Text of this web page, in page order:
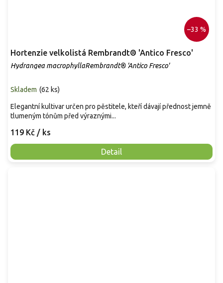
–33 %
Hortenzie velkolistá Rembrandt® 'Antico Fresco'
Hydrangea macrophyllaRembrandt® 'Antico Fresco'
Skladem (62 ks)
119 Kč / ks
Detail
Elegantní kultivar určen pro pěstitele, kteří dávají přednost jemně
tlumeným tónům před výraznými...